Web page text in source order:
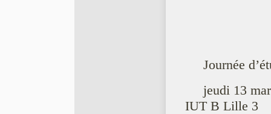
Journée
jeudi 13
IUT B Lille 3